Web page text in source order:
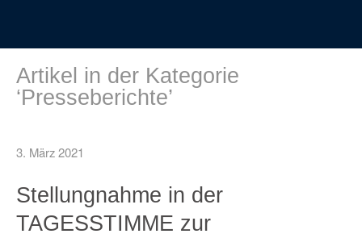
Artikel in der Kategorie
‘Presseberichte’
3. März 2021
Stellungnahme in der
TAGESSTIMME zur